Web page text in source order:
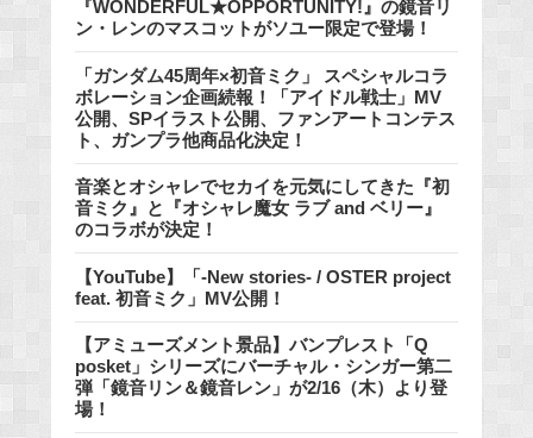
『WONDERFUL★OPPORTUNITY!』の鏡音リ
ン・レンのマスコットがソユー限定で登場！
「ガンダム45周年×初音ミク」 スペシャルコラ
ボレーション企画続報！「アイドル戦士」MV
公開、SPイラスト公開、ファンアートコンテス
ト、ガンプラ他商品化決定！
音楽とオシャレでセカイを元気にしてきた『初
音ミク』と『オシャレ魔女 ラブ and ベリー』
のコラボが決定！
【YouTube】「-New stories- / OSTER project
feat. 初音ミク」MV公開！
【アミューズメント景品】バンプレスト「Q
posket」シリーズにバーチャル・シンガー第二
弾「鏡音リン＆鏡音レン」が2/16（木）より登
場！